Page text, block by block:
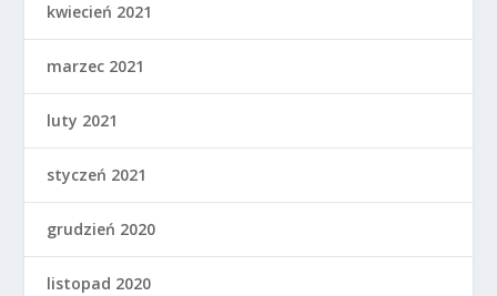
kwiecień 2021
marzec 2021
luty 2021
styczeń 2021
grudzień 2020
listopad 2020